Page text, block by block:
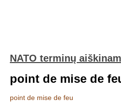
NATO terminų
point de mise de
point de mise de feu